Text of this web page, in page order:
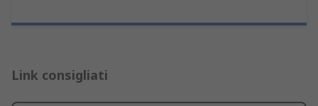
Link consigliati